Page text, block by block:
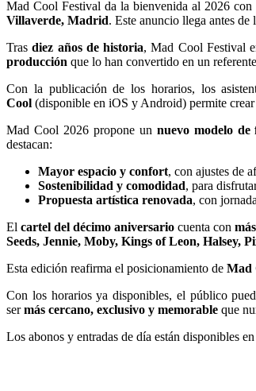
Mad Cool Festival da la bienvenida al 2026 con
Villaverde, Madrid. Este anuncio llega antes
Trasdiez años de historia, Mad Cool Festival
producción que lo han convertido en un
Con la publicación de los horarios, los
Cool (disponible en iOS y Android) permite
Mad Cool 2026 propone un nuevo modelo de
destacan:
Mayor espacio y confort, con ajustes de
Sostenibilidad y comodidad, para
Propuesta artística renovada, con
Elcartel del décimo aniversario cuenta con
Seeds, Jennie, Moby, Kings of Leon, Halsey,
Esta edición reafirma el posicionamiento de Mad
Con los horarios ya disponibles, el público
sermás cercano, exclusivo y memorable que
Los abonos y entradas de día están disponibles en